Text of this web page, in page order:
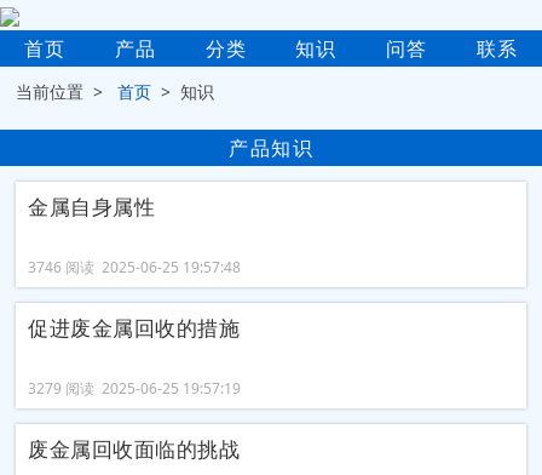
首页 产品 分类 知识 问答 联系
当前位置 >首页 > 知识
产品知识
金属自身属性
3746 阅读 2025-06-25 19:57:48
促进废金属回收的措施
3279 阅读 2025-06-25 19:57:19
废金属回收面临的挑战